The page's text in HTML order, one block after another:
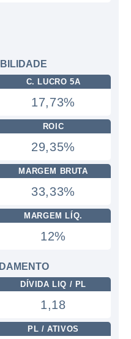
C. LUCRO 5A
17,73%
ROIC
29,35%
MARGEM BRUTA
33,33%
MARGEM LÍQ.
12%
DÍVIDA LIQ / PL
1,18
PL / ATIVOS